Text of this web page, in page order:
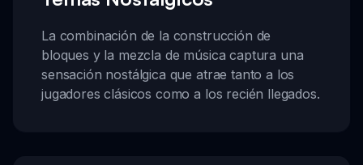
La combinación de la construcción de
bloques y la mezcla de música captura una
sensación nostálgica que atrae tanto a los
jugadores clásicos como a los recién llegados.